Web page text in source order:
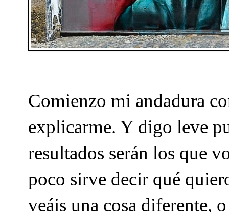
Comienzo mi andadura
explicarme. Y digo leve
resultados serán los que
poco sirve decir qué
veáis una cosa diferente,